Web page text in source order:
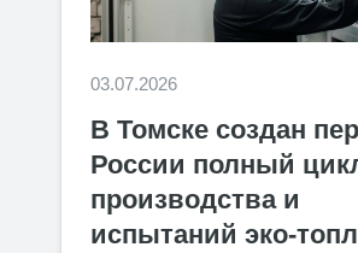
03.07.2026
В Томске создан
России полный
производства и
испытаний эко-